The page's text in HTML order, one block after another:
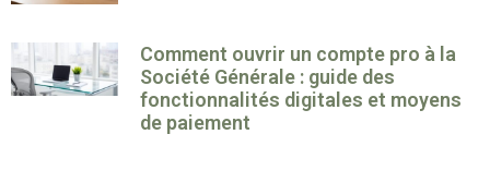
Comment ouvrir un compte pro à la
Société Générale : guide des
fonctionnalités digitales et moyens
de paiement